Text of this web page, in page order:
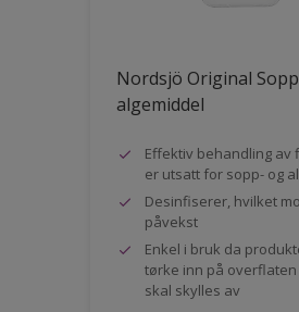
Nordsjö Original
algemiddel
Effektiv behandling av
er utsatt for sopp- og
Desinfiserer, hvilket
påvekst
Enkel i bruk da
tørke inn på overflaten
skal skylles av